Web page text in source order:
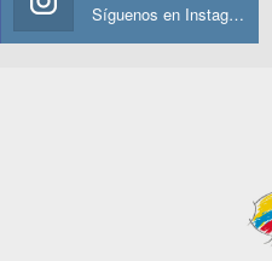
Síguenos en Instagram